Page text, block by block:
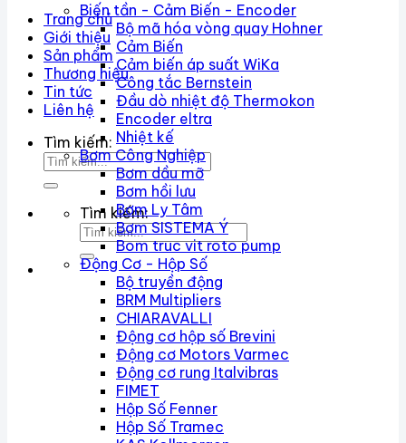
Trang chủ
Giới thiệu
Sản phẩm
Thương hiệu
Tin tức
Liên hệ
Tìm kiếm:
Tìm kiếm:
Biến tần - Cảm Biến - Encoder
Bộ mã hóa vòng quay Hohner
Cảm Biến
Cảm biến áp suất WiKa
Công tắc Bernstein
Đầu dò nhiệt độ Thermokon
Encoder eltra
Nhiệt kế
Bơm Công Nghiệp
Bơm dầu mỡ
Bơm hồi lưu
Bơm Ly Tâm
Bơm SISTEMA Ý
Bom truc vit roto pump
Động Cơ - Hộp Số
Bộ truyền động
BRM Multipliers
CHIARAVALLI
Động cơ hộp số Brevini
Động cơ Motors Varmec
Động cơ rung Italvibras
FIMET
Hộp Số Fenner
Hộp Số Tramec